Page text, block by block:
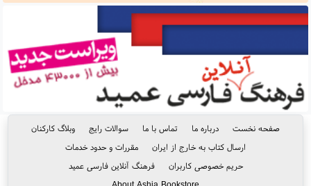
صفحه نخست درباره ما تماس با ما سوالات رایج
وبلاگ کارکنان
ارسال کتاب به خارج از ایران
مقررات و حدود خدمات
حریم خصوصی کاربران
فرهنگ آنلاین فارسی عمید